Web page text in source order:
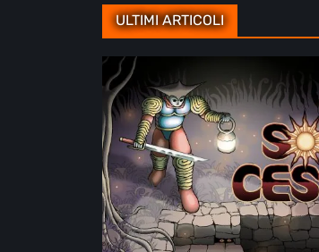
articoli
ULTIMI ARTICOLI
Sol
Cesto
–
Recensione:
la
1.0
del
roguelite